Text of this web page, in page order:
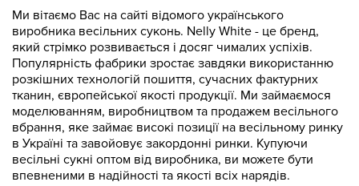
Ми вітаємо Вас на сайті відомого українського
виробника весільних суконь. Nelly White - це бренд,
який стрімко розвивається і досяг чималих успіхів.
Популярність фабрики зростає завдяки використанню
розкішних технологій пошиття, сучасних фактурних
тканин, європейської якості продукції. Ми займаємося
моделюванням, виробництвом та продажем весільного
вбрання, яке займає високі позиції на весільному ринку
в Україні та завойовує закордонні ринки. Купуючи
весільні сукні оптом від виробника, ви можете бути
впевненими в надійності та якості всіх нарядів.